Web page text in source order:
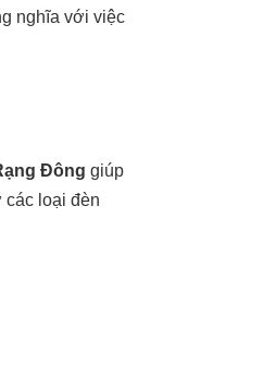
nghĩa với việc
Đông giúp
các loại đèn
sáng cho